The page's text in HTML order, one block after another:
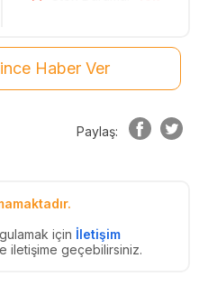
Haber Ver
Paylaş:
için İletişim
iletişime geçebilirsiniz.